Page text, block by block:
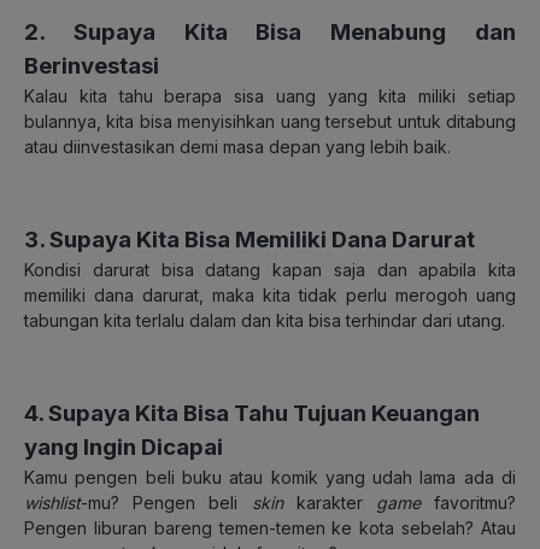
2. Supaya Kita Bisa Menabung dan
Berinvestasi
Kalau kita tahu berapa sisa uang yang kita miliki setiap
bulannya, kita bisa menyisihkan uang tersebut untuk ditabung
atau diinvestasikan demi masa depan yang lebih baik.
3. Supaya Kita Bisa Memiliki Dana Darurat
Kondisi darurat bisa datang kapan saja dan apabila kita
memiliki dana darurat, maka kita tidak perlu merogoh uang
tabungan kita terlalu dalam dan kita bisa terhindar dari utang.
4. Supaya Kita Bisa Tahu Tujuan Keuangan
yang Ingin Dicapai
Kamu pengen beli buku atau komik yang udah lama ada di
wishlist-mu? Pengen beli skin karakter gamefavoritmu?
Pengen liburan bareng temen-temen ke kota sebelah? Atau